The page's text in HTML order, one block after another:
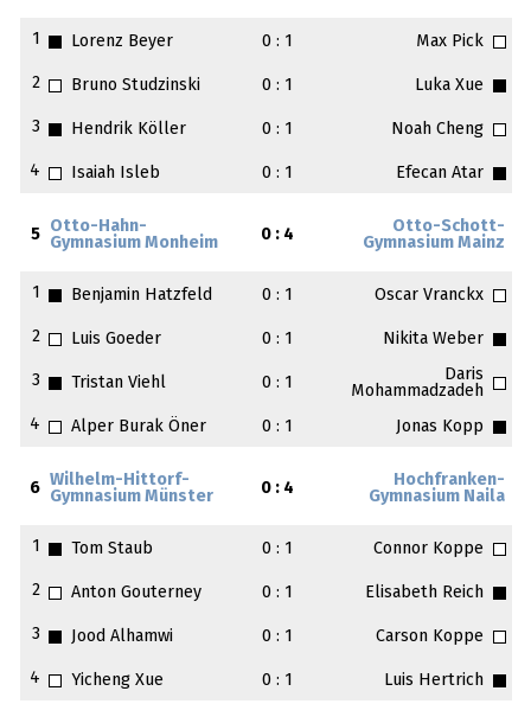
1 Lorenz Beyer 0 : 1 Max Pick
2 Bruno Studzinski 0 : 1 Luka Xue
3 Hendrik Köller 0 : 1 Noah Cheng
4 Isaiah Isleb 0 : 1 Efecan Atar
5
Otto-Hahn-
Gymnasium Monheim
0 : 4
Otto-Schott-
Gymnasium Mainz
1 Benjamin Hatzfeld 0 : 1 Oscar Vranckx
2 Luis Goeder 0 : 1 Nikita Weber
3 Tristan Viehl 0 : 1
Daris
Mohammadzadeh
4
Alper Burak Öner 0 : 1 Jonas Kopp
6
Wilhelm-Hittorf-
Gymnasium Münster
0 : 4
Hochfranken-
Gymnasium Naila
1 Tom Staub 0 : 1 Connor Koppe
2 Anton Gouterney 0 : 1 Elisabeth Reich
3 Jood Alhamwi 0 : 1 Carson Koppe
4 Yicheng Xue 0 : 1 Luis Hertrich